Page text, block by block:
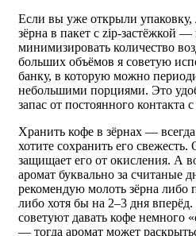
Если вы уже открыли упаковку,
зёрна в пакет с zip-застёжкой
минимизировать количество
больших объёмов я советую
банку, в которую можно
небольшими порциями. Это
запас от постоянного контакта
Хранить кофе в зёрнах —
хотите сохранить его
защищает его от окисления. А
аромат буквально за считаные
рекомендую молоть зёрна либо
либо хотя бы на 2–3 дня
советуют давать кофе немного
— тогда аромат может